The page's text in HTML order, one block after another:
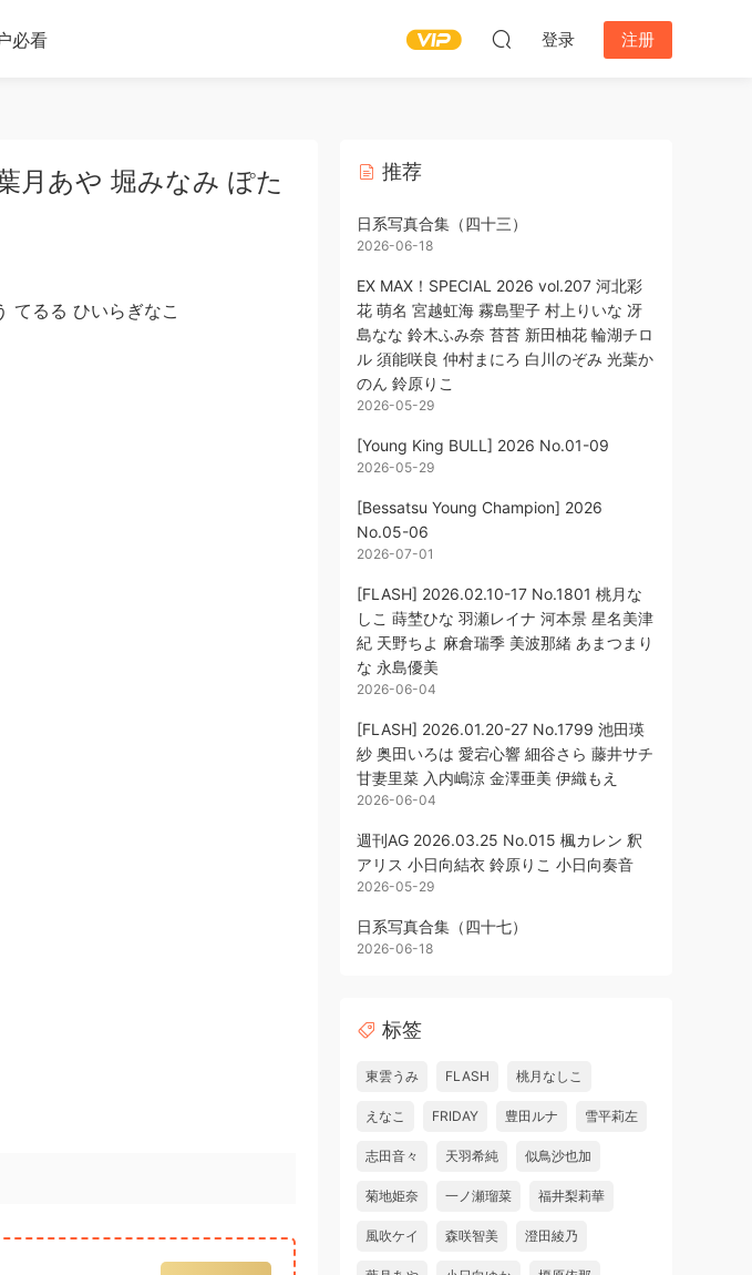
必看 登录 注册
月あや 堀みなみ ぽた
てるる ひいらぎなこ
推荐
日系写真合集（四十三）
2026-06-18
EX MAX！SPECIAL 2026 vol.207 河北彩
花 萌名 宮越虹海 霧島聖子 村上りいな 冴
島なな 鈴木ふみ奈 苔苔 新田柚花 輪湖チロ
ル 須能咲良 仲村まにろ 白川のぞみ 光葉か
のん 鈴原りこ
2026-05-29
[Young King BULL] 2026 No.01-09
2026-05-29
[Bessatsu Young Champion] 2026
No.05-06
2026-07-01
[FLASH] 2026.02.10-17 No.1801 桃月な
しこ 蒔埜ひな 羽瀬レイナ 河本景 星名美津
紀 天野ちよ 麻倉瑞季 美波那緒 あまつまり
な 永島優美
2026-06-04
[FLASH] 2026.01.20-27 No.1799 池田瑛
紗 奥田いろは 愛宕心響 細谷さら 藤井サチ
甘妻里菜 入内嶋涼 金澤亜美 伊織もえ
2026-06-04
週刊AG 2026.03.25 No.015 楓カレン 釈
アリス 小日向結衣 鈴原りこ 小日向奏音
2026-05-29
日系写真合集（四十七）
2026-06-18
标签
東雲うみ FLASH 桃月なしこ
えなこ FRIDAY 豊田ルナ 雪平莉左
志田音々 天羽希純 似鳥沙也加
菊地姫奈 一ノ瀬瑠菜 福井梨莉華
風吹ケイ 森咲智美 澄田綾乃